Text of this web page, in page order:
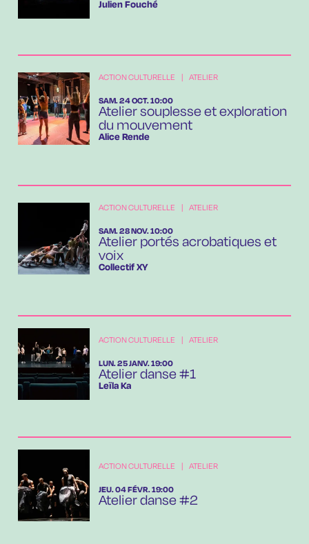
Julien Fouché
ACTION CULTURELLE ATELIER
SAMEDI
SAM.24OCTOBRE
OCT.10:00
Atelier souplesse et exploration
du mouvement
Alice Rende
ACTION CULTURELLE ATELIER
SAMEDI
SAM.28NOVEMBRE
NOV.10:00
Atelier portés acrobatiques et
voix
Collectif XY
ACTION CULTURELLE ATELIER
LUNDI
LUN.25JANVIER
JANV.19:00
Atelier danse #1
Leïla Ka
ACTION CULTURELLE ATELIER
JEUDI
JEU.04FÉVRIER
FÉVR.19:00
Atelier danse #2